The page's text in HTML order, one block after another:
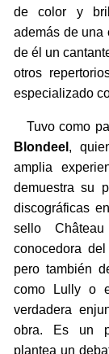
de color y
además de una
de él un
otros
especializado
Tuvo como
Blondeel ,
amplia
demuestra su
discográficas
sello
conocedora
pero también
como Lully o
verdadera
obra. Es un
plantea un